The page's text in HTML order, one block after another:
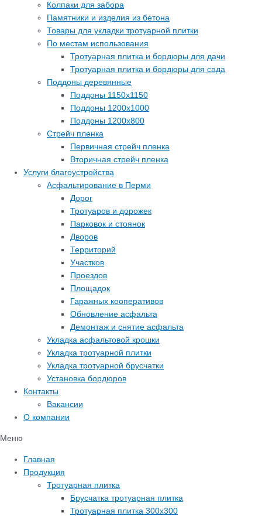
Колпаки для забора
Памятники и изделия из бетона
Товары для укладки тротуарной плитки
По местам использования
Тротуарная плитка и бордюры для дачи
Тротуарная плитка и бордюры для сада
Поддоны деревянные
Поддоны 1150х1150
Поддоны 1200х1000
Поддоны 1200х800
Стрейч пленка
Первичная стрейч пленка
Вторичная стрейч пленка
Услуги благоустройства
Асфальтирование в Перми
Дорог
Тротуаров и дорожек
Парковок и стоянок
Дворов
Территорий
Участков
Проездов
Площадок
Гаражных кооперативов
Обновление асфальта
Демонтаж и снятие асфальта
Укладка асфальтовой крошки
Укладка тротуарной плитки
Укладка тротуарной брусчатки
Установка бордюров
Контакты
Вакансии
О компании
Меню
Главная
Продукция
Тротуарная плитка
Брусчатка тротуарная плитка
Тротуарная плитка 300х300